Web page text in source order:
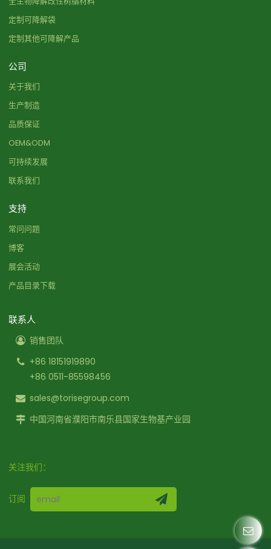
定制可降解袋
定制其他可降解产品
公司
关于我们
生产制造
品质保证
OEM&ODM
可持续发展
联系我们
支持
常问问题
博客
展会活动
产品目录下载
联系人
销售团队
+86 18151919890
+86 0511-85598456
sales@torisegroup.com
中国河南省濮阳市南乐县国家生物基产业园
关注我们：
订阅